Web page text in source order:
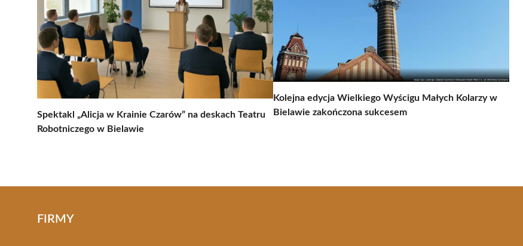
Spektakl „Alicja w Krainie Czarów” na deskach Teatru
Robotniczego w Bielawie
Kolejna edycja Wielkiego Wyścigu Małych Kolarzy w
Bielawie zakończona sukcesem
FIRMY